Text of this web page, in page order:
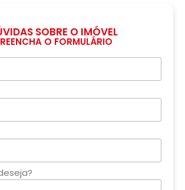
SOBRE O IMÓVEL
O FORMULÁRIO